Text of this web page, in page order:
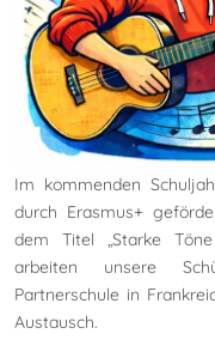
Im kommenden
durch Erasmus+
dem Titel „Starke
arbeiten unsere
Partnerschule in
Austausch.